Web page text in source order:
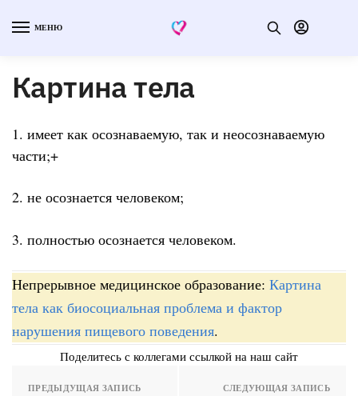
МЕНЮ
Картина тела
1. имеет как осознаваемую, так и неосознаваемую
части;+
2. не осознается человеком;
3. полностью осознается человеком.
Непрерывное медицинское образование: Картина
тела как биосоциальная проблема и фактор
нарушения пищевого поведения.
Поделитесь с коллегами ссылкой на наш сайт
ПРЕДЫДУЩАЯ ЗАПИСЬ СЛЕДУЮЩАЯ ЗАПИСЬ